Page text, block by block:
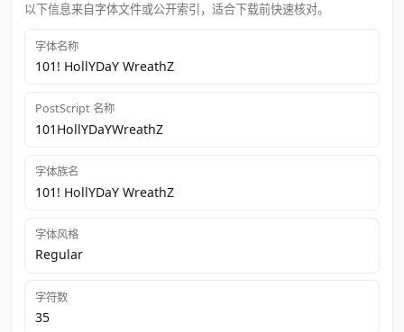
以下信息来自字体文件或公开索引，适合下载前快速核对。
字体名称
101! HollYDaY WreathZ
PostScript 名称
101HollYDaYWreathZ
字体族名
101! HollYDaY WreathZ
字体风格
Regular
字符数
35